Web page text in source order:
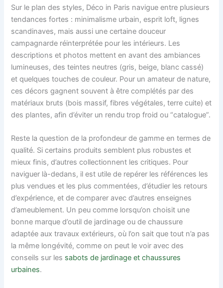
Sur le plan des styles, Déco in Paris navigue entre plusieurs
tendances fortes : minimalisme urbain, esprit loft, lignes
scandinaves, mais aussi une certaine douceur
campagnarde réinterprétée pour les intérieurs. Les
descriptions et photos mettent en avant des ambiances
lumineuses, des teintes neutres (gris, beige, blanc cassé)
et quelques touches de couleur. Pour un amateur de nature,
ces décors gagnent souvent à être complétés par des
matériaux bruts (bois massif, fibres végétales, terre cuite) et
des plantes, afin d’éviter un rendu trop froid ou “catalogue”.
Reste la question de la profondeur de gamme en termes de
qualité. Si certains produits semblent plus robustes et
mieux finis, d’autres collectionnent les critiques. Pour
naviguer là-dedans, il est utile de repérer les références les
plus vendues et les plus commentées, d’étudier les retours
d’expérience, et de comparer avec d’autres enseignes
d’ameublement. Un peu comme lorsqu’on choisit une
bonne marque d’outil de jardinage ou de chaussure
adaptée aux travaux extérieurs, où l’on sait que tout n’a pas
la même longévité, comme on peut le voir avec des
conseils sur les sabots de jardinage et chaussures
urbaines.